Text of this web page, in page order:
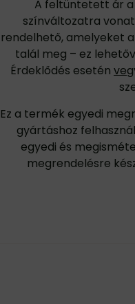
A feltüntetett ár a
színváltozatra
rendelhető, amelyeket a
talál meg – ez
Érdeklődés esetén
Ez a termék egyedi
gyártáshoz
egyedi és
megrendelésre